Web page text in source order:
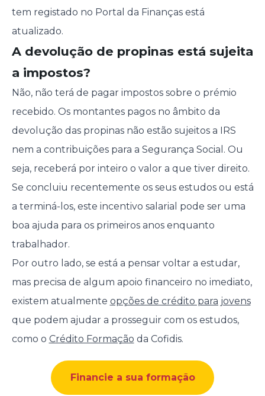
tem registado no Portal da Finanças está
atualizado.
A devolução de propinas está sujeita
a impostos?
Não, não terá de pagar impostos sobre o prémio
recebido. Os montantes pagos no âmbito da
devolução das propinas não estão sujeitos a IRS
nem a contribuições para a Segurança Social. Ou
seja, receberá por inteiro o valor a que tiver direito.
Se concluiu recentemente os seus estudos ou está
a terminá-los, este incentivo salarial pode ser uma
boa ajuda para os primeiros anos enquanto
trabalhador.
Por outro lado, se está a pensar voltar a estudar,
mas precisa de algum apoio financeiro no imediato,
existem atualmente opções de crédito para jovens
que podem ajudar a prosseguir com os estudos,
como o Crédito Formação da Cofidis.
Financie a sua formação